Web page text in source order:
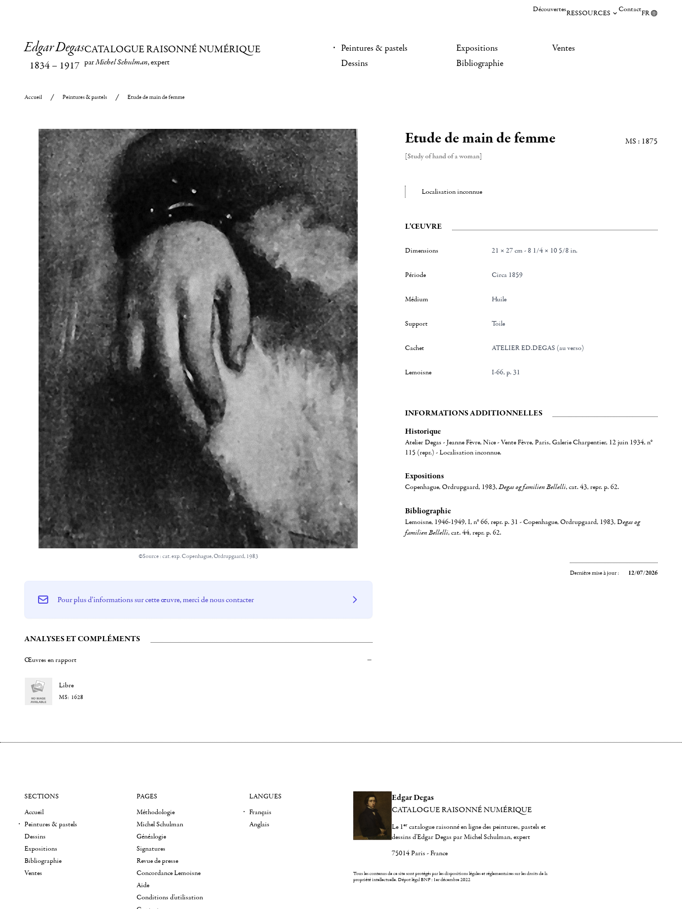
DécouvertesRESSOURCES ContactFR
Edgar Degas
1834– 1917
CATALOGUE RAISONNÉ NUMÉRIQUE
parMichel Schulman, expert
Peintures & pastels
Dessins
Expositions
Bibliographie
Ventes
Accueil Peintures & pastels Etude de main de femme
©Source : cat. exp. Copenhague, Ordrupgaard, 1983
Etude de main de femme
[Study of hand of a woman]
MS : 1875
Localisation inconnue
L'ŒUVRE
Dimensions 21 × 27 cm - 8 1/4 × 10 5/8 in.
Période Circa 1859
Médium Huile
Support Toile
Cachet ATELIER ED.DEGAS (au verso)
Lemoisne I-66, p. 31
INFORMATIONS ADDITIONNELLES
Historique
Atelier Degas - Jeanne Fèvre, Nice - Vente Fèvre, Paris, Galerie Charpentier, 12 juin 1934, n°
115 (repr.) - Localisation inconnue.
Expositions
Copenhague, Ordrupgaard, 1983,Degas og familien Bellelli, cat. 43, repr. p. 62.
Bibliographie
Lemoisne, 1946-1949, I, n° 66, repr. p. 31 - Copenhague, Ordrupgaard, 1983, Degas og
familien Bellelli, cat. 44, repr. p. 62.
Dernière mise à jour : 12/07/2026
Pour plus d'informations sur cette œuvre, merci de nous contacter
ANALYSES ET COMPLÉMENTS
Œuvres en rapport
Libre
1628
Edgar Degas
CATALOGUE RAISONNÉ NUMÉRIQUE
Le 1er catalogue raisonné en ligne des peintures, pastels et
dessins d'Edgar Degas par Michel Schulman, expert
75014 Paris - France
Tous les contenus de ce site sont protégés par les dispositions légales et réglementaires sur les droits de la
propriété intellectuelle.Dépot légal BNF : 1er décembre 2022
SECTIONS
Accueil
Peintures & pastels
Dessins
Expositions
Bibliographie
Ventes
PAGES
Méthodologie
Michel Schulman
Généalogie
Signatures
Revue de presse
Concordance Lemoisne
Aide
Conditions d'utilisation
LANGUES
Français
Anglais